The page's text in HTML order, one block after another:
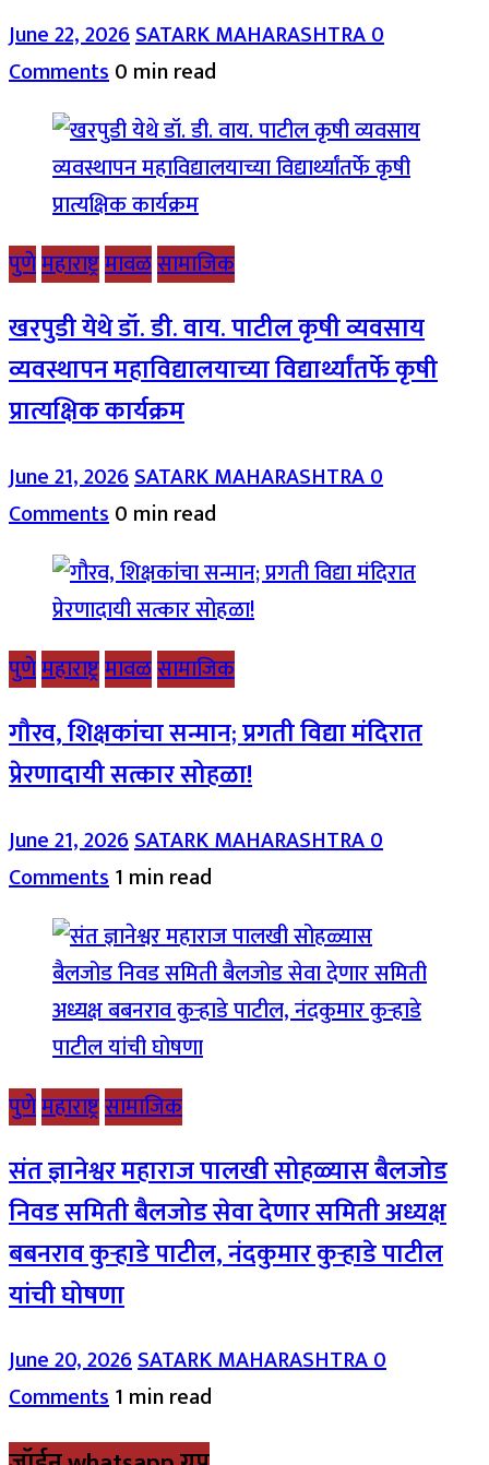
June 22, 2026SATARK MAHARASHTRA0
Comments0 min read
पुणेमहाराष्ट्रमावळसामाजिक
खरपुडी येथे डॉ. डी. वाय. पाटील कृषी व्यवसाय
व्यवस्थापन महाविद्यालयाच्या विद्यार्थ्यांतर्फे कृषी
प्रात्यक्षिक कार्यक्रम
June 21, 2026SATARK MAHARASHTRA0
Comments0 min read
पुणेमहाराष्ट्रमावळसामाजिक
गौरव, शिक्षकांचा सन्मान; प्रगती विद्या मंदिरात
प्रेरणादायी सत्कार सोहळा!
June 21, 2026SATARK MAHARASHTRA0
Comments1 min read
पुणेमहाराष्ट्रसामाजिक
संत ज्ञानेश्वर महाराज पालखी सोहळ्यास बैलजोड
निवड समिती बैलजोड सेवा देणार समिती अध्यक्ष
बबनराव कुऱ्हाडे पाटील, नंदकुमार कुऱ्हाडे पाटील
यांची घोषणा
June 20, 2026SATARK MAHARASHTRA0
Comments1 min read